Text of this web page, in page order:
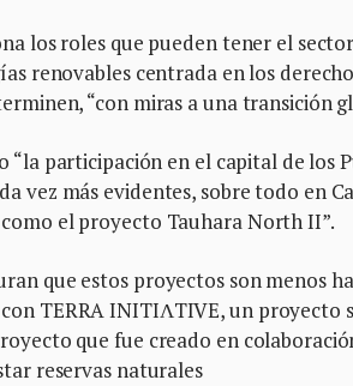
los roles que pueden tener el
renovables centrada en los
“con miras a una transición
“la participación en el capital de los
vez más evidentes, sobre todo en
el proyecto Tauhara North II”.
que estos proyectos son menos
TERRA INITIɅTIVE, un proyecto
que fue creado en
reservas naturales